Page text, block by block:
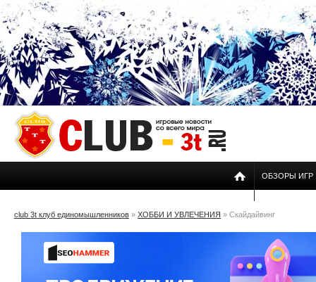
ОБЗОРЫ ИГР
club 3t клуб единомышленников » ХОББИ И УВЛЕЧЕНИЯ » Скайдайвинг